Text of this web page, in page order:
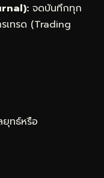
จดบันทึกทุก
เทรด (Trading
ยุทธ์หรือ